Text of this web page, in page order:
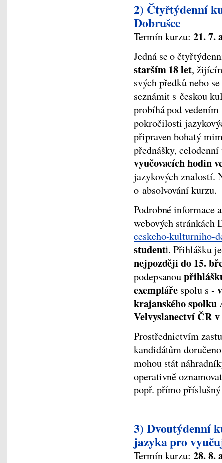
2) Čtyřtýdenní
Dobrušce
Termín kurzu: 21. 7.
Jedná se o
starším 18 let,
svých předků nebo
seznámit s českou
probíhá pod vedením
pokročilosti
připraven bohatý
přednášky,
vyučovacích hodin
jazykových znalostí.
o absolvování kurzu.
Podrobné informace
webových stránkách
ceskeho-kulturniho-
studenti. Přihlášku
nejpozději do 15.
podepsanou
exempláře spolu s -
krajanského spolku
Velvyslanectví ČR v
Prostřednictvím
kandidátům
mohou stát
operativně
popř. přímo
3) Dvoutýdenní
jazyka pro
Termín kurzu: 28. 8.